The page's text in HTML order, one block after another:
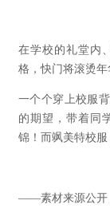
在学校的礼堂内
格，快门将滚烫年
一个个穿上校服
的期望，带着同
锦！而飒美特校服
——素材来源公开